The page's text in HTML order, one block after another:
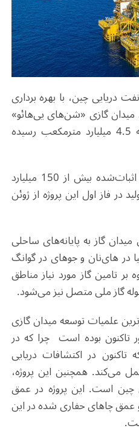
چین، با بهره برداری
میدان گازی «شن‌های یی‌هائو»
(Deep Sea No. 1) به سالانه 4.5 میلیارد مترمکعب رسیده
این میدان گازی دارای ذخایر اثبات‌شده بیش از 150 میلیارد
فاز اول این پروژه از ژوئن
گاز به پایانه‌های ساحلی
در های‌نان و جوهای در گوانگ
تامین گاز مورد نیاز مناطق
گاز ملی متصل نیز می‌شود.
علمیات توسعه میدان گازی
تاکنون بوده است چرا که در
تاکنون در اکتشافات دریایی
می‌کند. همچنین این پروژه،
چین است. این پروژه در عمق
و عمق چاهای حفاری شده در این